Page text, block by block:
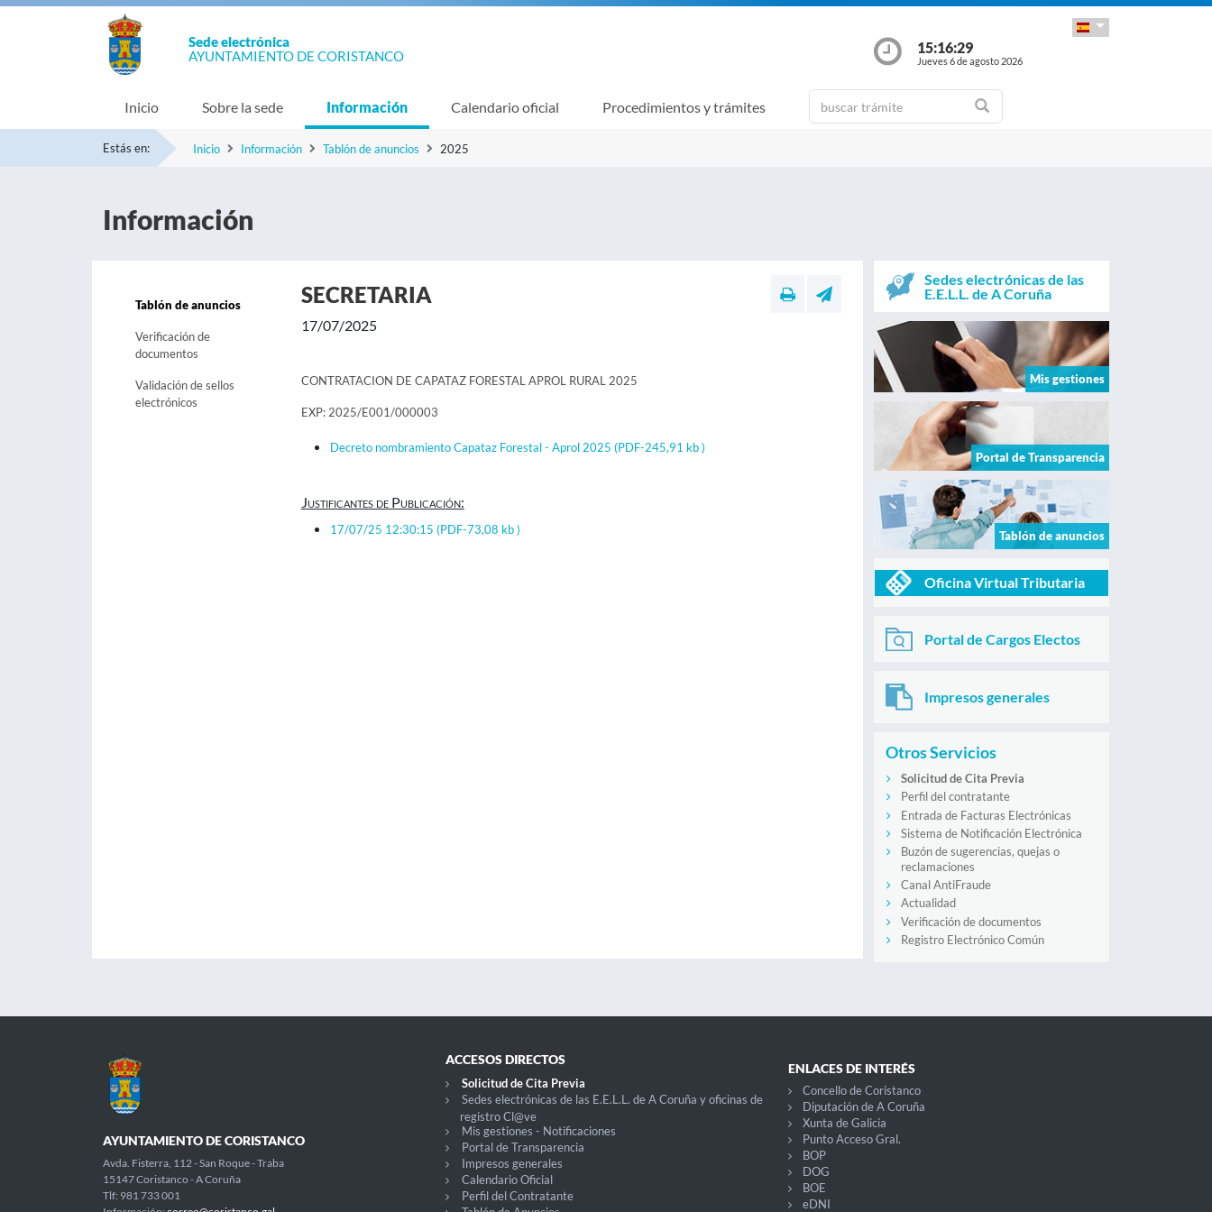
Sede electrónica
AYUNTAMIENTO DE CORISTANCO
15:16:29
Jueves 6 de agosto 2026
Inicio Sobre la sede Información Calendario oficial Procedimientos y trámites
Estás en: Inicio Información Tablón de anuncios 2025
Información
Tablón de anuncios
Verificación de
documentos
Validación de sellos
electrónicos
SECRETARIA
17/07/2025
CONTRATACION DE CAPATAZ FORESTAL APROL RURAL 2025
EXP: 2025/E001/000003
Decreto nombramiento Capataz Forestal - Aprol 2025 (PDF-245,91 kb )
Justificantes de Publicación:
17/07/25 12:30:15 (PDF-73,08 kb )
Sedes electrónicas de las
E.E.L.L. de A Coruña
Mis gestiones
Portal de Transparencia
Tablón de anuncios
Oficina Virtual Tributaria
Portal de Cargos Electos
Impresos generales
Otros Servicios
Solicitud de Cita Previa
Perfil del contratante
Entrada de Facturas Electrónicas
Sistema de Notificación Electrónica
Buzón de sugerencias, quejas o
reclamaciones
Canal AntiFraude
Actualidad
Verificación de documentos
Registro Electrónico Común
AYUNTAMIENTO DE CORISTANCO
Avda. Fisterra, 112 - San Roque - Traba
15147 Coristanco - A Coruña
Tlf: 981 733 001
ACCESOS DIRECTOS
Solicitud de Cita Previa
Sedes electrónicas de las E.E.L.L. de A Coruña y oficinas de
registro Cl@ve
Mis gestiones - Notificaciones
Portal de Transparencia
Impresos generales
Calendario Oficial
Perfil del Contratante
ENLACES DE INTERÉS
Concello de Coristanco
Diputación de A Coruña
Xunta de Galicia
Punto Acceso Gral.
BOP
DOG
BOE
eDNI